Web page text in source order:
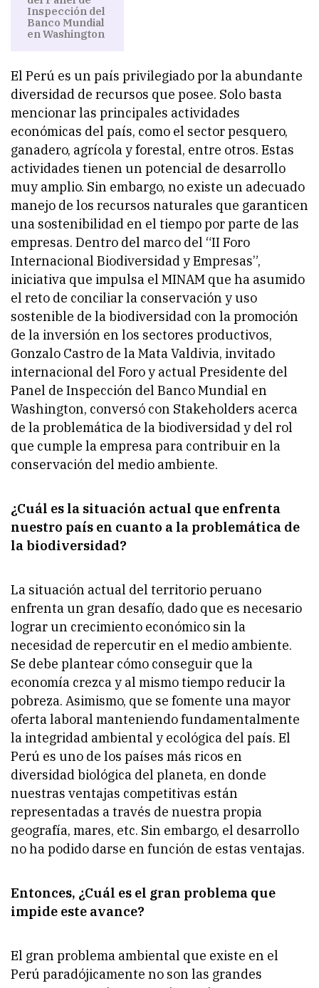
Inspección del
Banco Mundial
en Washington
El Perú es un país privilegiado por la abundante
diversidad de recursos que posee. Solo basta
mencionar las principales actividades
económicas del país, como el sector pesquero,
ganadero, agrícola y forestal, entre otros. Estas
actividades tienen un potencial de desarrollo
muy amplio. Sin embargo, no existe un adecuado
manejo de los recursos naturales que garanticen
una sostenibilidad en el tiempo por parte de las
empresas. Dentro del marco del “II Foro
Internacional Biodiversidad y Empresas”,
iniciativa que impulsa el MINAM que ha asumido
el reto de conciliar la conservación y uso
sostenible de la biodiversidad con la promoción
de la inversión en los sectores productivos,
Gonzalo Castro de la Mata Valdivia, invitado
internacional del Foro y actual Presidente del
Panel de Inspección del Banco Mundial en
Washington, conversó con Stakeholders acerca
de la problemática de la biodiversidad y del rol
que cumple la empresa para contribuir en la
conservación del medio ambiente.
¿Cuál es la situación actual que enfrenta
nuestro país en cuanto a la problemática de
la biodiversidad?
La situación actual del territorio peruano
enfrenta un gran desafío, dado que es necesario
lograr un crecimiento económico sin la
necesidad de repercutir en el medio ambiente.
Se debe plantear cómo conseguir que la
economía crezca y al mismo tiempo reducir la
pobreza. Asimismo, que se fomente una mayor
oferta laboral manteniendo fundamentalmente
la integridad ambiental y ecológica del país. El
Perú es uno de los países más ricos en
diversidad biológica del planeta, en donde
nuestras ventajas competitivas están
representadas a través de nuestra propia
geografía, mares, etc. Sin embargo, el desarrollo
no ha podido darse en función de estas ventajas.
Entonces, ¿Cuál es el gran problema que
impide este avance?
El gran problema ambiental que existe en el
Perú paradójicamente no son las grandes